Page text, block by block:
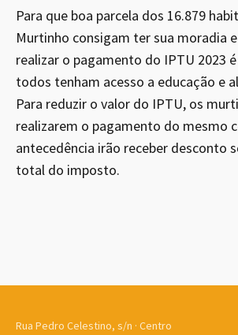
Para que boa parcela dos 16.879
Murtinho consigam ter sua moradia
realizar o pagamento do IPTU 2023
todos tenham acesso a educação e
Para reduzir o valor do IPTU, os
realizarem o pagamento do mesmo
antecedência irão receber desconto
total do imposto.
Rua Pedro Celestino, s/n · Centro